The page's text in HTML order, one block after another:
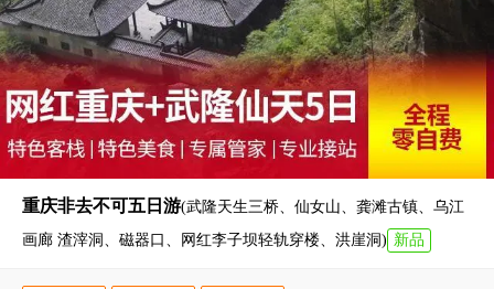
重庆非去不可五日游(武隆天生三桥、仙女山、龚滩古镇、乌江
画廊 渣滓洞、磁器口、网红李子坝轻轨穿楼、洪崖洞) 新品